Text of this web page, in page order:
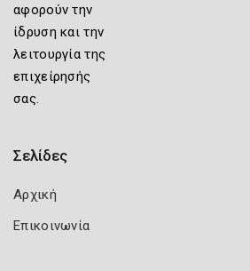
αφορούν την
ίδρυση και την
λειτουργία της
επιχείρησής
σας.
Σελίδες
Αρχική
Επικοινωνία